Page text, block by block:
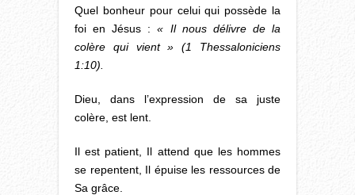
Quel bonheur pour celui qui possède la
foi en Jésus :« Il nous délivre de la
colère qui vient » (1 Thessaloniciens
1:10).
Dieu, dans l’expression de sa juste
colère, est lent.
Il est patient, Il attend que les hommes
se repentent, Il épuise les ressources de
Sa grâce.